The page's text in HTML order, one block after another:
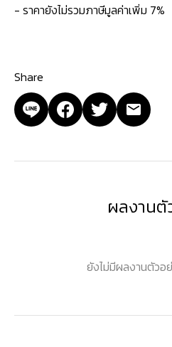
- ราคายังไม่รวมภาษีมูลค่าเพิ่ม 7%
Share
ผลงานตั
ยังไม่มีผลงานตัวอ